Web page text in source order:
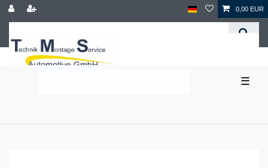
0,00 EUR
☰